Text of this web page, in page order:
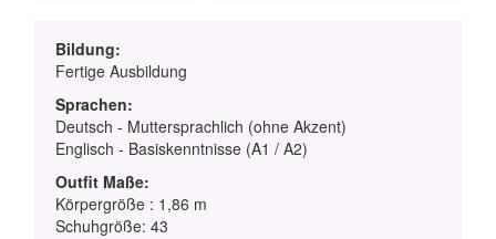
Bildung:
Fertige Ausbildung
Sprachen:
Deutsch - Muttersprachlich (ohne Akzent)
Englisch - Basiskenntnisse (A1 / A2)
Outfit Maße:
Körpergröße : 1,86 m
Schuhgröße: 43